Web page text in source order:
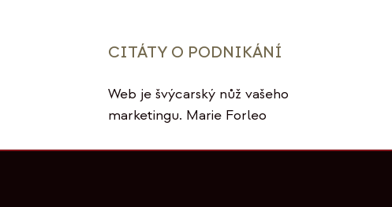
CITÁTY O PODNIKÁNÍ
Web je švýcarský nůž vašeho
marketingu. Marie Forleo